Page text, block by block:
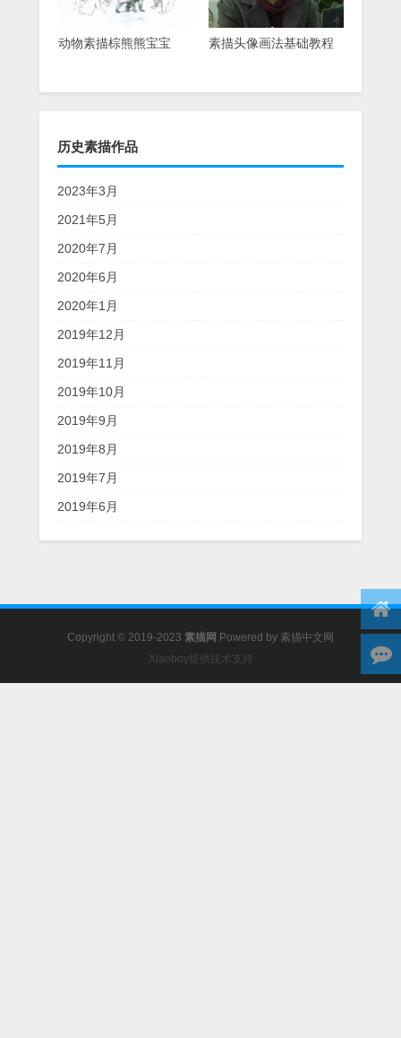
动物素描棕熊熊宝宝 素描头像画法基础教程
历史素描作品
2023年3月
2021年5月
2020年7月
2020年6月
2020年1月
2019年12月
2019年11月
2019年10月
2019年9月
2019年8月
2019年7月
2019年6月
Copyright © 2019-2023 素描网 Powered by 素描中文网
Xiaoboy提供技术支持